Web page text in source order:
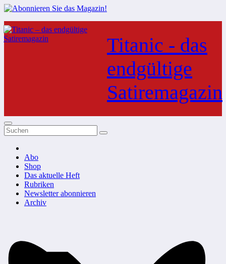
Zum
Inhalt
springen
Titanic - das
endgültige
Satiremagazin
Abo
Shop
Das aktuelle Heft
Rubriken
Newsletter abonnieren
Archiv